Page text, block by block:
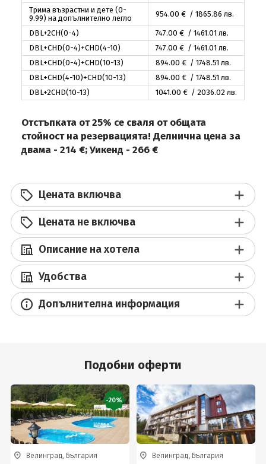
Трима възрастни и дете (0-
9.99) на допълнително легло
954.00 € / 1865.86 лв.
DBL+2CH(0-4) 747.00 € / 1461.01 лв.
DBL+CHD(0-4)+CHD(4-10)
747.00 € / 1461.01 лв.
DBL+CHD(0-4)+CHD(10-13)
894.00 € / 1748.51 лв.
DBL+CHD(4-10)+CHD(10-13)
894.00 € / 1748.51 лв.
DBL+2CHD(10-13)
1041.00 € / 2036.02лв.
Отстъпката от 25% се сваля от общата
стойност на резервацията! Делнична цена за
двама - 214 €; Уикенд - 266 €
Цената включва
Цената не включва
Описание на хотела
Удобства
Допълнителна информация
Подобни оферти
-20%
Велинград, България Велинград, България